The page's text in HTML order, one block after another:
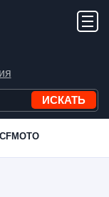
CFMOTO